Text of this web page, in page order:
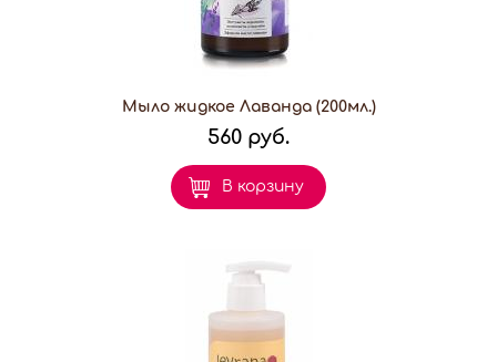
Мыло жидкое Лаванда (200мл.)
560 руб.
В корзину